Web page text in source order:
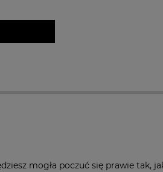
mogła poczuć się prawie tak,